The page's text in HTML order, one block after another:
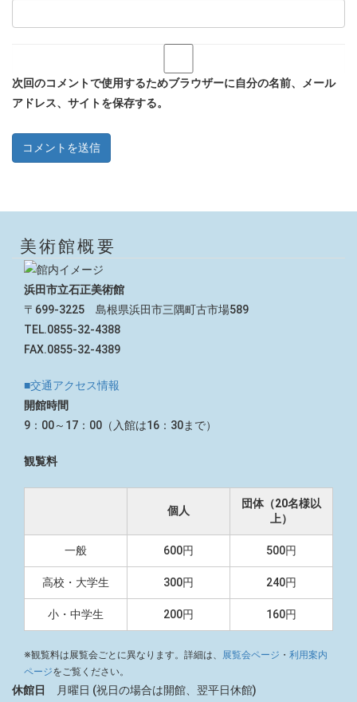
次回のコメントで使用するためブラウザーに自分の名前、メール
アドレス、サイトを保存する。
美術館概要
浜田市立石正美術館
〒699-3225 島根県浜田市三隅町古市場589
TEL.0855-32-4388
FAX.0855-32-4389
■交通アクセス情報
開館時間
9：00～17：00（入館は16：30まで）
観覧料
個人
団体（20名様以
上）
一般 600円 500円
高校・大学生 300円 240円
小・中学生 200円 160円
※観覧料は展覧会ごとに異なります。詳細は、 展覧会ページ ・ 利用案内
ページをご覧ください。
休館日
月曜日 (祝日の場合は開館、翌平日休館)